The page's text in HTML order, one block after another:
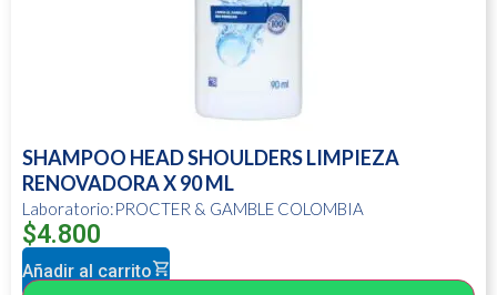
SHAMPOO HEAD SHOULDERS LIMPIEZA
RENOVADORA X 90 ML
Laboratorio:PROCTER & GAMBLE COLOMBIA
$4.800
Añadir al carrito